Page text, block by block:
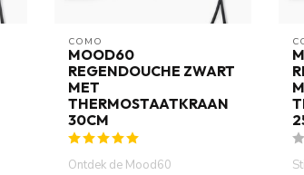
COMO
MOOD60
REGENDOUCHE ZWART
MET
THERMOSTAATKRAAN
30CM
Ontdek de Mood60